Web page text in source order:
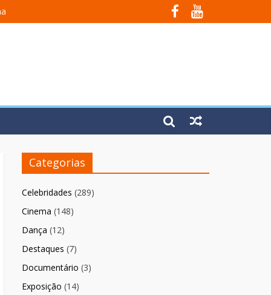
Categorias
Celebridades (289)
Cinema (148)
Dança (12)
Destaques (7)
Documentário (3)
Exposição (14)